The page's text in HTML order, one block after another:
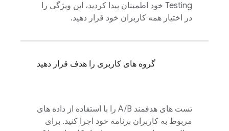
Testing خود اطمینان پیدا کردید، این ویژگی را
در اختیار همه کاربران خود قرار دهید.
گروه های کاربری را هدف قرار دهید
تست های هدفمند A/B را با استفاده از داده های
مربوط به کاربران برنامه خود اجرا کنید. برای